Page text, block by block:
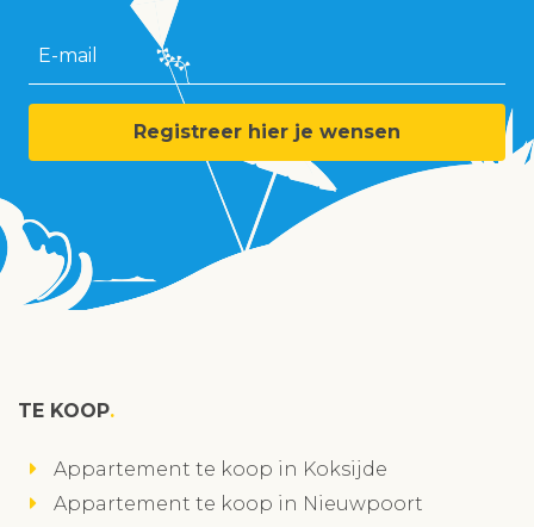
E-mail
Registreer hier je wensen
TE KOOP
Appartement te koop in Koksijde
Appartement te koop in Nieuwpoort